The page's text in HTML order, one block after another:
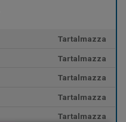
Tartalmazza
Tartalmazza
Tartalmazza
Tartalmazza
Tartalmazza